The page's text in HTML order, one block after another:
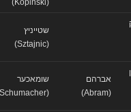
שטייניץ
אברהם
שומאכער